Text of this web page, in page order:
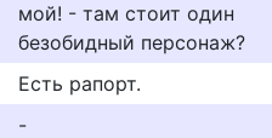
мой! - там стоит один
безобидный персонаж?
Есть рапорт.
-